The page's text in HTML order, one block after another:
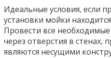
Идеальные условия, если
установки мойки
Провести все
через отверстия в стенах,
являются несущими